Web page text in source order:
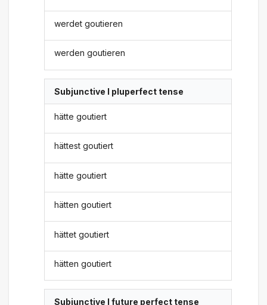
werdet goutieren
werden goutieren
Subjunctive I pluperfect tense
hätte goutiert
hättest goutiert
hätte goutiert
hätten goutiert
hättet goutiert
hätten goutiert
Subjunctive I future perfect tense